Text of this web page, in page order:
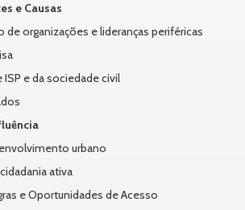
e Causas
de organizações e lideranças periféricas
ISP e da sociedade civil
urbano
ativa
e Oportunidades de Acesso